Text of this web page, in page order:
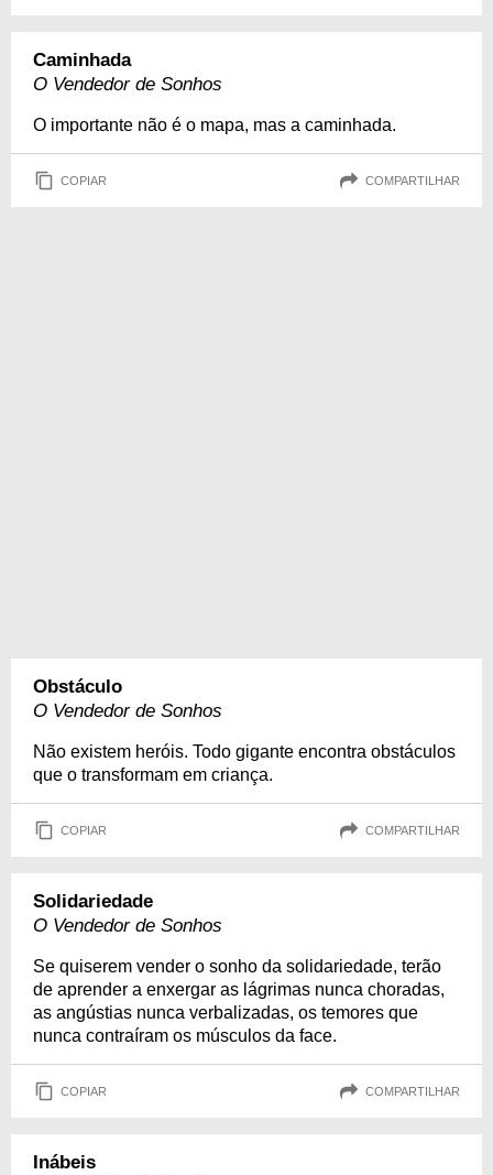
Caminhada
O Vendedor de Sonhos
O importante não é o mapa, mas a caminhada.
COPIAR COMPARTILHAR
Obstáculo
O Vendedor de Sonhos
Não existem heróis. Todo gigante encontra obstáculos
que o transformam em criança.
COPIAR COMPARTILHAR
Solidariedade
O Vendedor de Sonhos
Se quiserem vender o sonho da solidariedade, terão
de aprender a enxergar as lágrimas nunca choradas,
as angústias nunca verbalizadas, os temores que
nunca contraíram os músculos da face.
COPIAR COMPARTILHAR
Inábeis